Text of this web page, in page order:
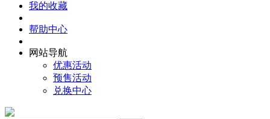
我的收藏
帮助中心
网站导航
优惠活动
预售活动
兑换中心